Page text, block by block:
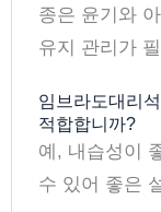
종은 윤기와
유지 관리가
임브라도대리
적합합니까?
예, 내습성이
수 있어 좋은